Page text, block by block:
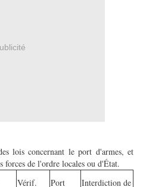
lois concernant le port d'armes, et
forces de l'ordre locales ou d'État.
Vérif.
Port
Interdiction de